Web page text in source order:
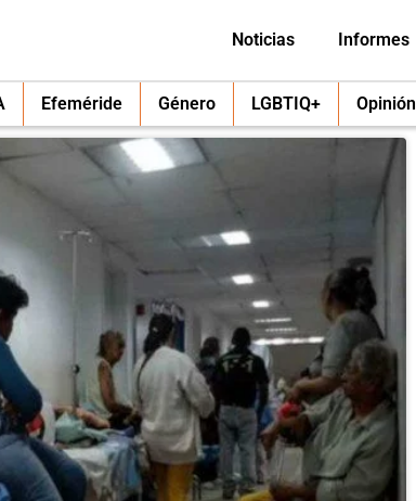
Noticias Informes
Efeméride Género LGBTIQ+ Opinión